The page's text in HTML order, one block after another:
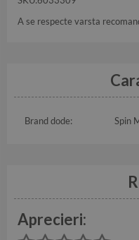
A se respecte varsta
Brand dode: Spin
Aprecieri: